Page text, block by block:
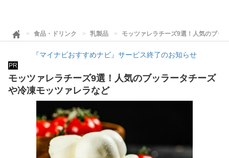
食品・ドリンク 乳製品 モッツァレラチーズ9選！人気のブッ
『マイナビおすすめナビ』サービス終了のお知らせ
PR
モッツァレラチーズ9選！人気のブッラータチーズ
や冷凍モッツァレラなど